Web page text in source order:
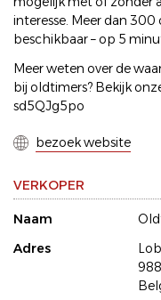
interesse. Meer dan
beschikbaar – op 5
Meer weten over de
bij oldtimers? Bekijk
sd5QJg5po
bezoek website
VERKOPER
Naam
Adres